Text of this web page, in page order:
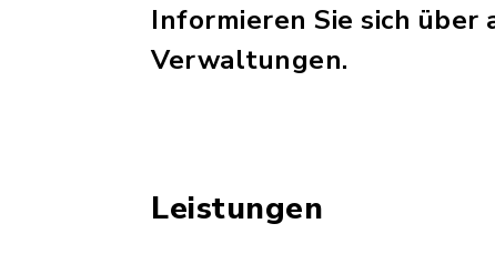
Informieren Sie sich
Verwaltungen.
Leistungen